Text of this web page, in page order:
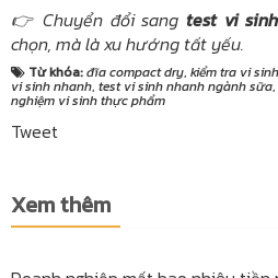
👉 Chuyển đổi sang test vi
chọn, mà là xu hướng tất yếu.
Từ khóa:đĩa compact dry, kiểm tra vi
vi sinh nhanh, test vi sinh nhanh ngành sữa,
nghiệm vi sinh thực phẩm
Tweet
Xem thêm